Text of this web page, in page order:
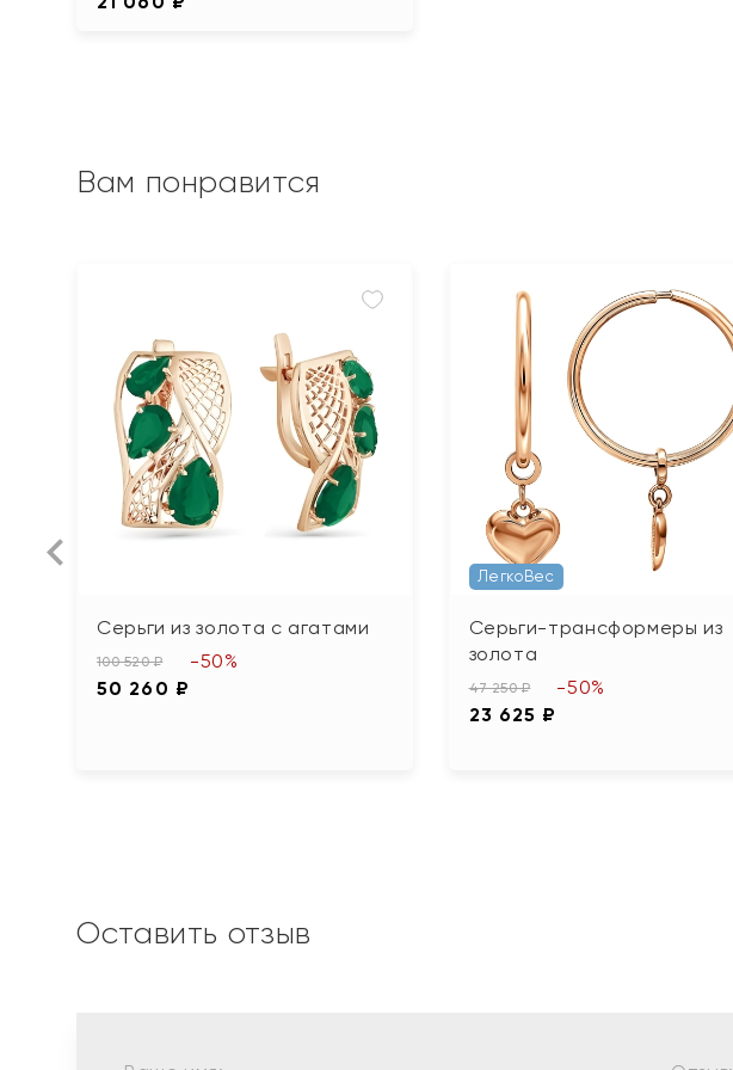
Вам понравится
Серьги из золота с агатами
100 520 ₽
50 260 ₽
-50%
ЛегкоВес
Серьги-трансформеры из
золота
47 250 ₽
23 625 ₽
-50%
Оставить отзыв